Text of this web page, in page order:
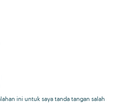
ini untuk saya tanda tangan salah